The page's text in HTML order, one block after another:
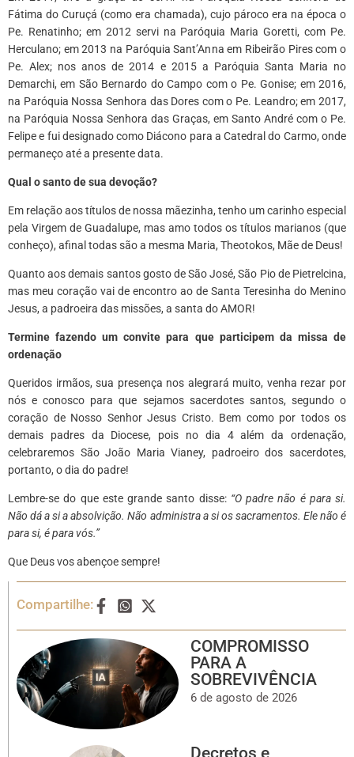
Fátima do Curuçá (como era chamada), cujo pároco era na época o
Pe. Renatinho; em 2012 servi na Paróquia Maria Goretti, com Pe.
Herculano; em 2013 na Paróquia Sant’Anna em Ribeirão Pires com o
Pe. Alex; nos anos de 2014 e 2015 a Paróquia Santa Maria no
Demarchi, em São Bernardo do Campo com o Pe. Gonise; em 2016,
na Paróquia Nossa Senhora das Dores com o Pe. Leandro; em 2017,
na Paróquia Nossa Senhora das Graças, em Santo André com o Pe.
Felipe e fui designado como Diácono para a Catedral do Carmo, onde
permaneço até a presente data.
Qual o santo de sua devoção?
Em relação aos títulos de nossa mãezinha, tenho um carinho especial
pela Virgem de Guadalupe, mas amo todos os títulos marianos (que
conheço), afinal todas são a mesma Maria, Theotokos, Mãe de Deus!
Quanto aos demais santos gosto de São José, São Pio de Pietrelcina,
mas meu coração vai de encontro ao de Santa Teresinha do Menino
Jesus, a padroeira das missões, a santa do AMOR!
Termine fazendo um convite para que participem da missa de
ordenação
Queridos irmãos, sua presença nos alegrará muito, venha rezar por
nós e conosco para que sejamos sacerdotes santos, segundo o
coração de Nosso Senhor Jesus Cristo. Bem como por todos os
demais padres da Diocese, pois no dia 4 além da ordenação,
celebraremos São João Maria Vianey, padroeiro dos sacerdotes,
portanto, o dia do padre!
Lembre-se do que este grande santo disse: “O padre não é para si.
Não dá a si a absolvição. Não administra a si os sacramentos. Ele não é
para si, é para vós.”
Que Deus vos abençoe sempre!
Compartilhe:
COMPROMISSO
PARA A
SOBREVIVÊNCIA
6 de agosto de 2026
Decretos e